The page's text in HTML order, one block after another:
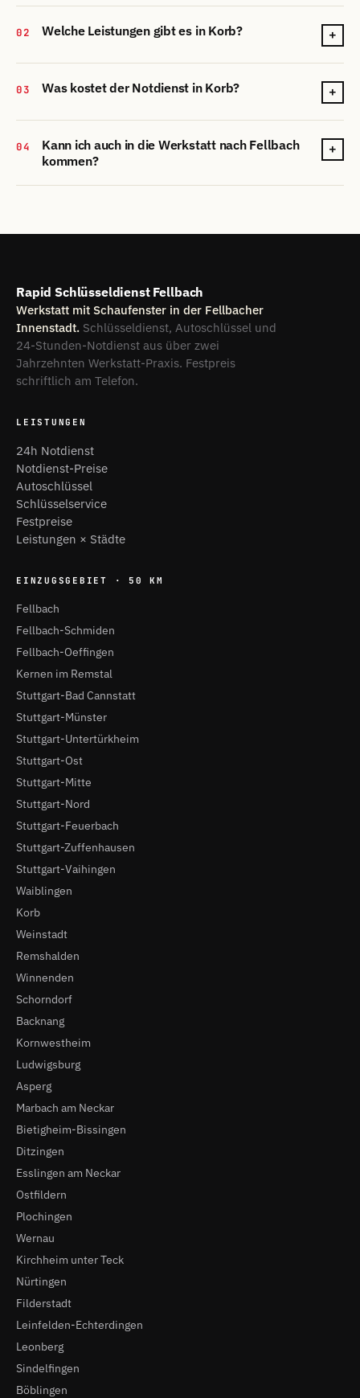
02 Welche Leistungen gibt es in Korb? +
03 Was kostet der Notdienst in Korb? +
04
Kann ich auch in die Werkstatt nach Fellbach
kommen?
+
Rapid Schlüsseldienst Fellbach
Werkstatt mit Schaufenster in der Fellbacher
Innenstadt. Schlüsseldienst, Autoschlüssel und
24-Stunden-Notdienst aus über zwei
Jahrzehnten Werkstatt-Praxis. Festpreis
schriftlich am Telefon.
LEISTUNGEN
24h Notdienst
Notdienst-Preise
Autoschlüssel
Schlüsselservice
Festpreise
Leistungen × Städte
EINZUGSGEBIET · 50 KM
Fellbach
Fellbach-Schmiden
Fellbach-Oeffingen
Kernen im Remstal
Stuttgart-Bad Cannstatt
Stuttgart-Münster
Stuttgart-Untertürkheim
Stuttgart-Ost
Stuttgart-Mitte
Stuttgart-Nord
Stuttgart-Feuerbach
Stuttgart-Zuffenhausen
Stuttgart-Vaihingen
Waiblingen
Korb
Weinstadt
Remshalden
Winnenden
Schorndorf
Backnang
Kornwestheim
Ludwigsburg
Asperg
Marbach am Neckar
Bietigheim-Bissingen
Ditzingen
Esslingen am Neckar
Ostfildern
Plochingen
Wernau
Kirchheim unter Teck
Nürtingen
Filderstadt
Leinfelden-Echterdingen
Leonberg
Sindelfingen
Böblingen